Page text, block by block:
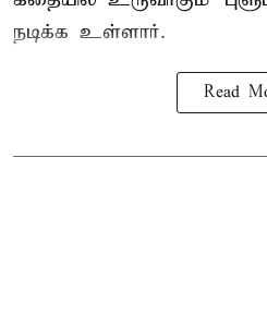
நடிக்க உள்ளார்.
Read